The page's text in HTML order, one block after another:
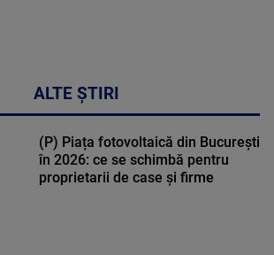
ALTE ȘTIRI
(P) Piața fotovoltaică din București
în 2026: ce se schimbă pentru
proprietarii de case și firme